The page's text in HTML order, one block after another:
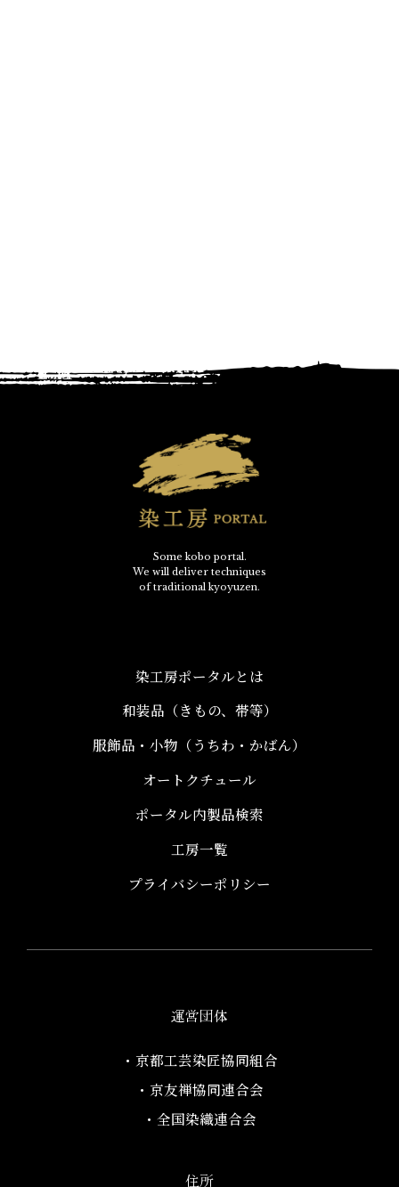
Some kobo portal.
We will deliver techniques
of traditional kyoyuzen.
染工房ポータルとは
和装品（きもの、帯等）​
服飾品・小物​（うちわ・かばん）
オートクチュール
ポータル内製品検索
工房一覧
プライバシーポリシー
運営団体
・京都工芸染匠協同組合​
・京友禅協同連合会
・全国染織連合会
住所